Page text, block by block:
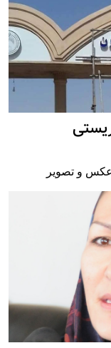
و تصویر